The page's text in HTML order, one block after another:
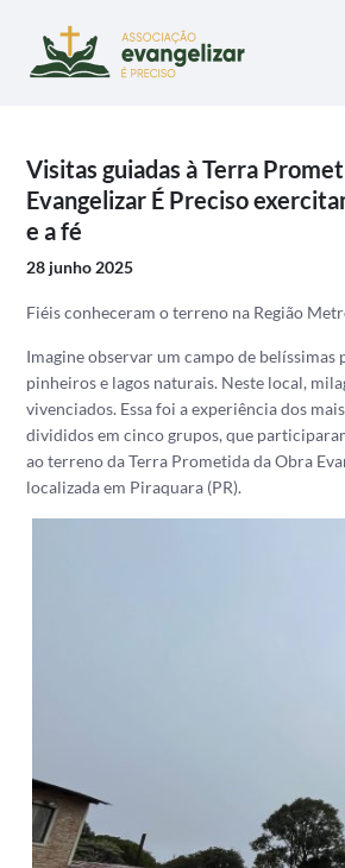
Visitas guiadas à Terra
Evangelizar É Preciso
e a fé
28 junho 2025
Fiéis conheceram o terreno na Região
Imagine observar um campo de belíssimas
pinheiros e lagos naturais. Neste local,
vivenciados. Essa foi a experiência dos
divididos em cinco grupos, que
ao terreno da Terra Prometida da Obra
localizada em Piraquara (PR).